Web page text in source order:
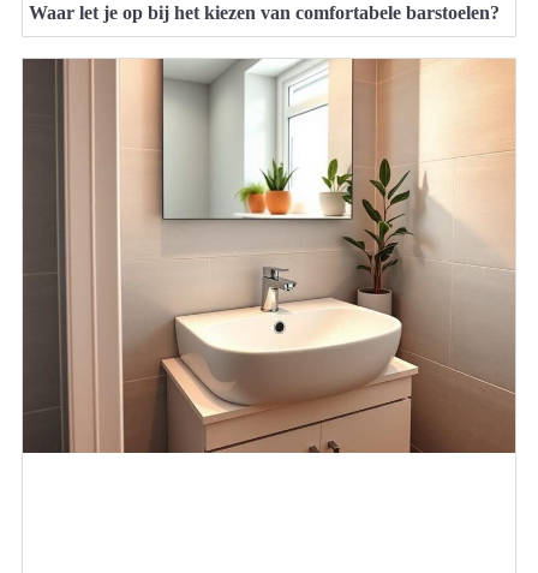
Waar let je op bij het kiezen van comfortabele barstoelen?